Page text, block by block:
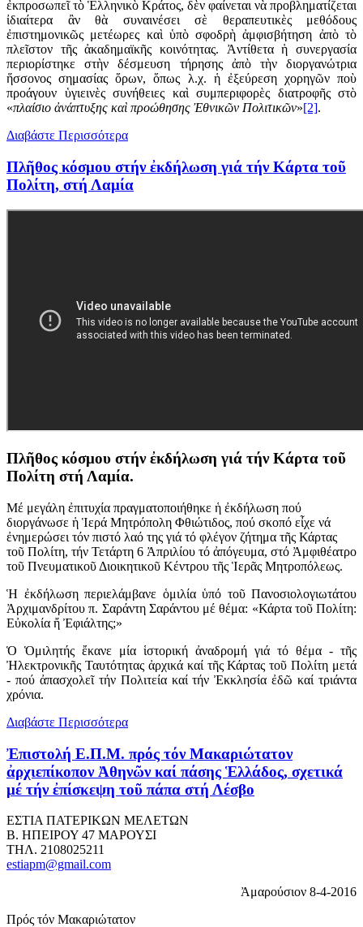
ἐκπροσωπεῖ τὸ Ἑλληνικὸ Κράτος, δὲν φαίνεται νὰ προβληματίζεται
ἰδιαίτερα ἂν θὰ συναινέσει σὲ θεραπευτικὲς μεθόδους
ἐπιστημονικῶς μετέωρες καὶ ὑπὸ σφοδρὴ ἀμφισβήτηση ἀπὸ τὸ
πλεῖστον τῆς ἀκαδημαϊκῆς κοινότητας. Ἀντίθετα ἡ συνεργασία
περιορίστηκε στὴν δέσμευση τήρησης ἀπὸ τὴν διοργανώτρια
ἥσσονος σημασίας ὅρων, ὅπως λ.χ. ἡ ἐξεύρεση χορηγῶν ποὺ
προάγουν ὑγιεινὲς συνήθειες καὶ συμπεριφορὲς διατροφῆς στὸ
«πλαίσιο ἀνάπτυξης καὶ προώθησης Ἐθνικῶν Πολιτικῶν»[2].
Διαβάστε Περισσότερα
Πλῆθος κόσμου στήν ἐκδήλωση γιά τήν Κάρτα τοῦ
Πολίτη, στή Λαμία
Πλῆθος κόσμου στήν ἐκδήλωση γιά τήν Κάρτα τοῦ
Πολίτη στή Λαμία.
Μέ μεγάλη ἐπιτυχία πραγματοποιήθηκε ἡ ἐκδήλωση πού
διοργάνωσε ἡ Ἱερά Μητρόπολη Φθιώτιδος, πού σκοπό εἶχε νά
ἐνημερώσει τόν πιστό λαό της γιά τό φλέγον ζήτημα τῆς Κάρτας
τοῦ Πολίτη, τήν Τετάρτη 6 Ἀπριλίου τό ἀπόγευμα, στό Ἀμφιθέατρο
τοῦ Πνευματικοῦ Διοικητικοῦ Κέντρου τῆς Ἱερᾶς Μητροπόλεως.
Ἡ ἐκδήλωση περιελάμβανε ὁμιλία ὑπό τοῦ Πανοσιολογιωτάτου
Ἀρχιμανδρίτου π. Σαράντη Σαράντου μέ θέμα: «Κάρτα τοῦ Πολίτη:
Εὐκολία ἤ Ἐφιάλτης;»
Ὁ Ὁμιλητής ἔκανε μία ἱστορική ἀναδρομή γιά τό θέμα - τῆς
Ἠλεκτρονικῆς Ταυτότητας ἀρχικά καί τῆς Κάρτας τοῦ Πολίτη μετά
- πού ἀπασχολεῖ τήν Πολιτεία καί τήν Ἐκκλησία ἐδῶ καί τριάντα
χρόνια.
Διαβάστε Περισσότερα
Ἐπιστολή Ε.Π.Μ. πρός τόν Μακαριώτατον
ἀρχιεπίκοπον Ἀθηνῶν καί πάσης Ἑλλάδος, σχετικά
μέ τήν ἐπίσκεψη τοῦ πάπα στή Λέσβο
ΕΣΤΙΑ ΠΑΤΕΡΙΚΩΝ ΜΕΛΕΤΩΝ
Β. ΗΠΕΙΡΟΥ 47 ΜΑΡΟΥΣΙ
ΤΗΛ. 2108025211
estiapm@gmail.com
Ἀμαρούσιον 8-4-2016
Πρός τόν Μακαριώτατον